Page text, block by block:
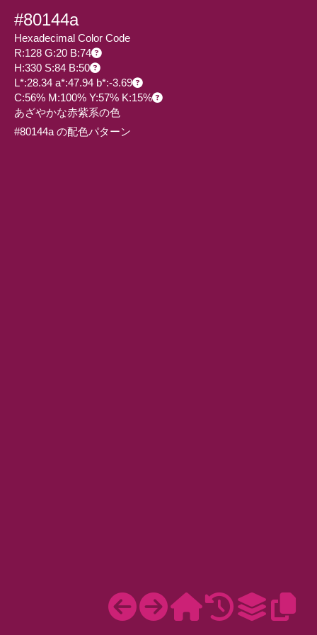
#80144a
Hexadecimal Color Code
R:128 G:20 B:74
H:330 S:84 B:50
L*:28.34 a*:47.94 b*:-3.69
C:56% M:100% Y:57% K:15%
あざやかな赤紫系の色
#80144a の配色パターン